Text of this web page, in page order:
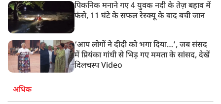
पिकनिक मनाने गए 4 युवक नदी के तेज़ बहाव में
फंसे, 11 घंटे के सफल रेस्क्यू के बाद बची जान
‘आप लोगों ने दीदी को भगा दिया…’, जब संसद
में प्रियंका गांधी से भिड़ गए ममता के सांसद, देखें
दिलचस्प Video
अधिक